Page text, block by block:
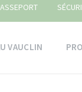
VAUCLIN